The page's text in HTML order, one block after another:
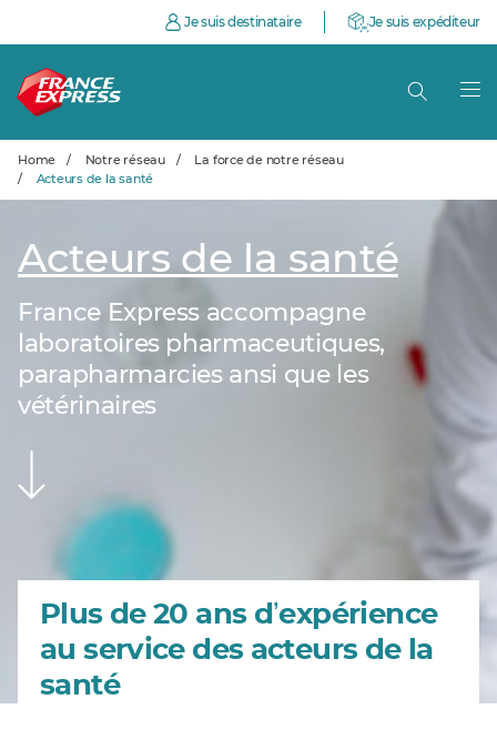
Je suis destinataire Je suis expéditeur
Home / Notre réseau /
La force de notre réseau
/
Acteurs de la santé
Acteurs de la santé
France Express accompagne
laboratoires pharmaceutiques,
parapharmarcies ansi que les
vétérinaires
Plus de 20 ans dʼexpérience
au service des acteurs de la
santé